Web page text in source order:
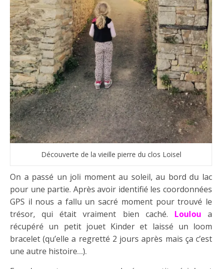
Découverte de la vieille pierre du clos Loisel
On a passé un joli moment au soleil, au bord du lac
pour une partie. Après avoir identifié les coordonnées
GPS il nous a fallu un sacré moment pour trouvé le
trésor, qui était vraiment bien caché. Loulou
a
récupéré un petit jouet Kinder et laissé un loom
bracelet (qu’elle a regretté 2 jours après mais ça c’est
une autre histoire…).